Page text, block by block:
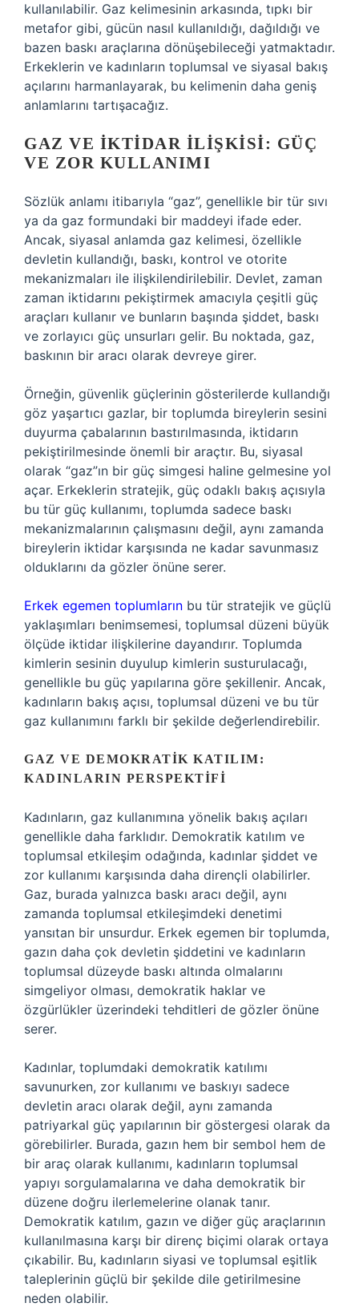
kullanılabilir. Gaz kelimesinin arkasında, tıpkı bir
metafor gibi, gücün nasıl kullanıldığı, dağıldığı ve
bazen baskı araçlarına dönüşebileceği yatmaktadır.
Erkeklerin ve kadınların toplumsal ve siyasal bakış
açılarını harmanlayarak, bu kelimenin daha geniş
anlamlarını tartışacağız.
GAZ VE İKTIDAR İLIŞKISI: GÜÇ
VE ZOR KULLANIMI
Sözlük anlamı itibarıyla “gaz”, genellikle bir tür sıvı
ya da gaz formundaki bir maddeyi ifade eder.
Ancak, siyasal anlamda gaz kelimesi, özellikle
devletin kullandığı, baskı, kontrol ve otorite
mekanizmaları ile ilişkilendirilebilir. Devlet, zaman
zaman iktidarını pekiştirmek amacıyla çeşitli güç
araçları kullanır ve bunların başında şiddet, baskı
ve zorlayıcı güç unsurları gelir. Bu noktada, gaz,
baskının bir aracı olarak devreye girer.
Örneğin, güvenlik güçlerinin gösterilerde kullandığı
göz yaşartıcı gazlar, bir toplumda bireylerin sesini
duyurma çabalarının bastırılmasında, iktidarın
pekiştirilmesinde önemli bir araçtır. Bu, siyasal
olarak “gaz”ın bir güç simgesi haline gelmesine yol
açar. Erkeklerin stratejik, güç odaklı bakış açısıyla
bu tür güç kullanımı, toplumda sadece baskı
mekanizmalarının çalışmasını değil, aynı zamanda
bireylerin iktidar karşısında ne kadar savunmasız
olduklarını da gözler önüne serer.
Erkek egemen toplumların bu tür stratejik ve güçlü
yaklaşımları benimsemesi, toplumsal düzeni büyük
ölçüde iktidar ilişkilerine dayandırır. Toplumda
kimlerin sesinin duyulup kimlerin susturulacağı,
genellikle bu güç yapılarına göre şekillenir. Ancak,
kadınların bakış açısı, toplumsal düzeni ve bu tür
gaz kullanımını farklı bir şekilde değerlendirebilir.
GAZ VE DEMOKRATIK KATILIM:
KADINLARIN PERSPEKTIFI
Kadınların, gaz kullanımına yönelik bakış açıları
genellikle daha farklıdır. Demokratik katılım ve
toplumsal etkileşim odağında, kadınlar şiddet ve
zor kullanımı karşısında daha dirençli olabilirler.
Gaz, burada yalnızca baskı aracı değil, aynı
zamanda toplumsal etkileşimdeki denetimi
yansıtan bir unsurdur. Erkek egemen bir toplumda,
gazın daha çok devletin şiddetini ve kadınların
toplumsal düzeyde baskı altında olmalarını
simgeliyor olması, demokratik haklar ve
özgürlükler üzerindeki tehditleri de gözler önüne
serer.
Kadınlar, toplumdaki demokratik katılımı
savunurken, zor kullanımı ve baskıyı sadece
devletin aracı olarak değil, aynı zamanda
patriyarkal güç yapılarının bir göstergesi olarak da
görebilirler. Burada, gazın hem bir sembol hem de
bir araç olarak kullanımı, kadınların toplumsal
yapıyı sorgulamalarına ve daha demokratik bir
düzene doğru ilerlemelerine olanak tanır.
Demokratik katılım, gazın ve diğer güç araçlarının
kullanılmasına karşı bir direnç biçimi olarak ortaya
çıkabilir. Bu, kadınların siyasi ve toplumsal eşitlik
taleplerinin güçlü bir şekilde dile getirilmesine
neden olabilir.